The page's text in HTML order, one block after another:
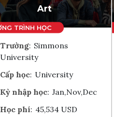
Art
Trường: Simmons
University
Cấp học: University
Kỳ nhập học: Jan,Nov,Dec
Học phí: 45,534 USD